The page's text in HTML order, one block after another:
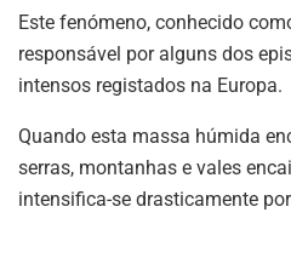
Este fenómeno, conhecido
responsável por alguns dos
intensos registados na Europa.
Quando esta massa húmida
serras, montanhas e vales
intensifica-se drasticamente